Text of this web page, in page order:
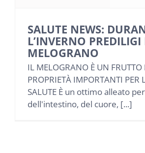
SALUTE NEWS:
L’INVERNO PREDILIGI
MELOGRANO
IL MELOGRANO È UN FRUTTO
PROPRIETÀ IMPORTANTI PER
SALUTE È un ottimo alleato
dell'intestino, del cuore, [...]